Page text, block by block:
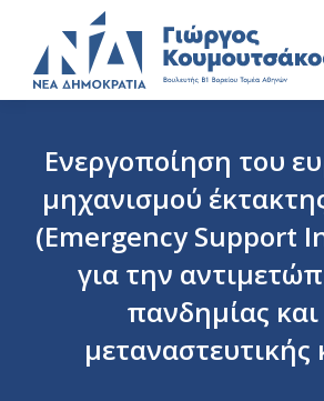
Ενεργοποίηση του
μηχανισμού
(Emergency Support
για την
πανδημίας
μεταναστευτικής